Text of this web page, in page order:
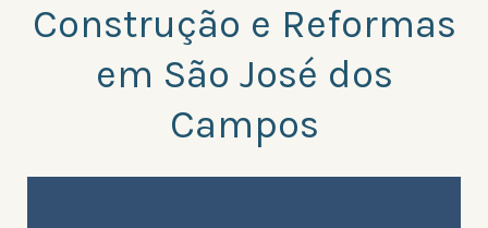
Construção e Reformas
em São José dos
Campos